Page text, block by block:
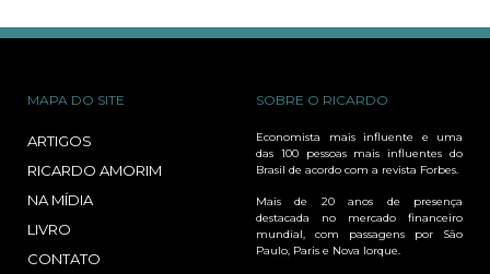
MAPA DO SITE
ARTIGOS
RICARDO AMORIM
NA MÍDIA
LIVRO
CONTATO
SOBRE O RICARDO
Economista mais influente e uma
das 100 pessoas mais influentes do
Brasil de acordo com a revista Forbes.
Mais de 20 anos de presença
destacada no mercado financeiro
mundial, com passagens por São
Paulo, Paris e Nova Iorque.